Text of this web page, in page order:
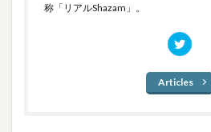
称「リアルShazam」。
Articles